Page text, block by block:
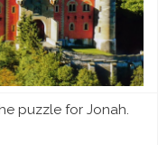
puzzle for Jonah.